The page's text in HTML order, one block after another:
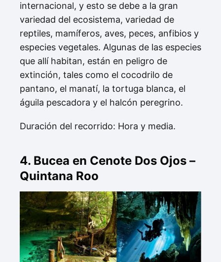
internacional, y esto se debe a la gran
variedad del ecosistema, variedad de
reptiles, mamíferos, aves, peces, anfibios y
especies vegetales. Algunas de las especies
que allí habitan, están en peligro de
extinción, tales como el cocodrilo de
pantano, el manatí, la tortuga blanca, el
águila pescadora y el halcón peregrino.
Duración del recorrido: Hora y media.
4. Bucea en Cenote Dos Ojos –
Quintana Roo